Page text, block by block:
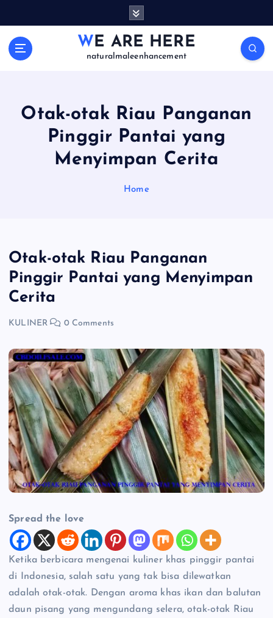
WE ARE HERE
naturalmaleenhancement
Otak-otak Riau Panganan
Pinggir Pantai yang
Menyimpan Cerita
Home
Otak-otak Riau Panganan
Pinggir Pantai yang Menyimpan
Cerita
KULINER 0 Comments
Spread the love
Ketika berbicara mengenai kuliner khas pinggir pantai
di Indonesia, salah satu yang tak bisa dilewatkan
adalah otak-otak. Dengan aroma khas ikan dan balutan
daun pisang yang mengundang selera, otak-otak Riau